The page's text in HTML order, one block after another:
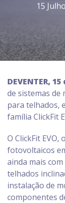
15
DEVENTER,
de sistemas
para telhados,
família ClickFit
O ClickFit
fotovoltaicos
ainda mais
telhados
instalação de
componentes